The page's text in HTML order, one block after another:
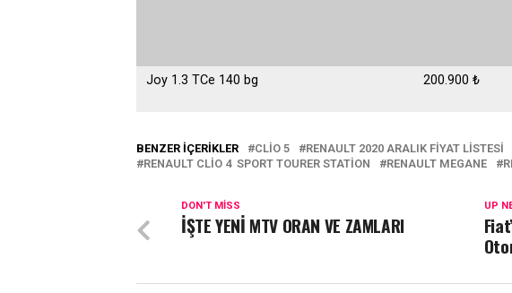
Joy 1.3 TCe 140 bg
200.900 ₺
BENZER İÇERIKLER CLIO 5 RENAULT 2020 ARALIK FIYAT LISTESI
RENAULT CLIO 4 SPORT TOURER STATION
RENAULT MEGANE
UP
DON'T MISS
İŞTE YENİ MTV ORAN VE ZAMLARI